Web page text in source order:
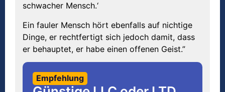
schwacher Mensch.‘
Ein fauler Mensch hört ebenfalls auf nichtige
Dinge, er rechtfertigt sich jedoch damit, dass
er behauptet, er habe einen offenen Geist.”
Empfehlung